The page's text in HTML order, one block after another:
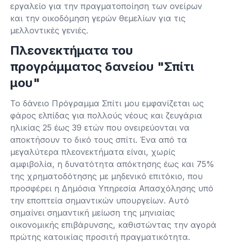
εργαλείο για την πραγματοποίηση των ονείρων
και την οικοδόμηση γερών θεμελίων για τις
μελλοντικές γενιές.
Πλεονεκτήματα του
προγράμματος δανείου "Σπίτι
μου"
Το δάνειο Πρόγραμμα Σπίτι μου εμφανίζεται ως
φάρος ελπίδας για πολλούς νέους και ζευγάρια
ηλικίας 25 έως 39 ετών που ονειρεύονται να
αποκτήσουν το δικό τους σπίτι. Ένα από τα
μεγαλύτερα πλεονεκτήματα είναι, χωρίς
αμφιβολία, η δυνατότητα απόκτησης έως και 75%
της χρηματοδότησης με μηδενικό επιτόκιο, που
προσφέρει η Δημόσια Υπηρεσία Απασχόλησης υπό
την εποπτεία σημαντικών υπουργείων. Αυτό
σημαίνει σημαντική μείωση της μηνιαίας
οικονομικής επιβάρυνσης, καθιστώντας την αγορά
πρώτης κατοικίας προσιτή πραγματικότητα.